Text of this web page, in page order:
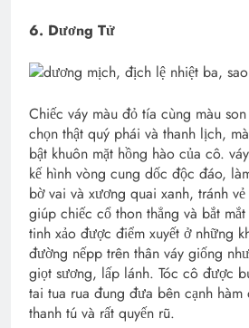
6. Dương Tử
Chiếc váy màu đỏ tía cùng màu
chọn thật quý phái và thanh lịch,
bật khuôn mặt hồng hào của cô.
kế hình vòng cung dốc độc đáo,
bờ vai và xương quai xanh, tránh
giúp chiếc cổ thon thẳng và bắt
tinh xảo được điểm xuyết ở những
đường nếpp trên thân váy giống
giọt sương, lấp lánh. Tóc cô được
tai tua rua đung đưa bên cạnh
thanh tú và rất quyến rũ.